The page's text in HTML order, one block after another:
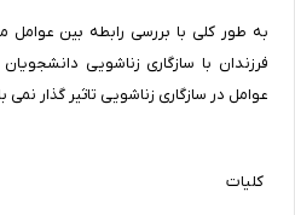
به طور کلی با بررسی رابطه بین عوامل
فرزندان با سازگاری زناشویی
عوامل در سازگاری زناشویی تاثیر گذار نمی
کلیات